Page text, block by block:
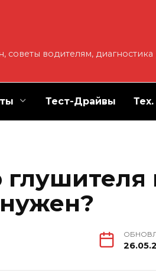
водителям,
Тест-Драйвы
глушителя